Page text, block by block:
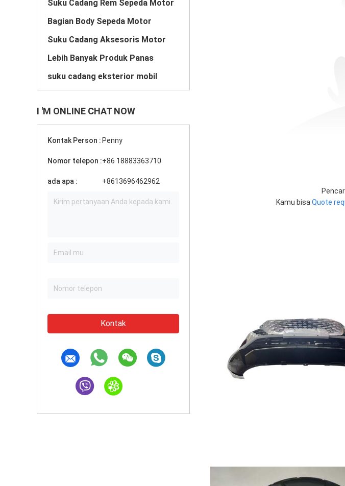
Suku Cadang Rem Sepeda Motor
Bagian Body Sepeda Motor
Suku Cadang Aksesoris Motor
Lebih Banyak Produk Panas
suku cadang eksterior mobil
I 'M ONLINE CHAT NOW
Kontak Person : Penny
Nomor telepon :+86 18883363710
ada apa : +8613696462962
Kontak
Kamu bisa Quote